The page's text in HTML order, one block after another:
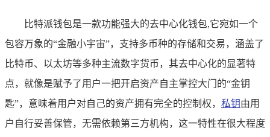
比特派钱包是一款功能强大的去中心化钱包,它宛如一个
包容万象的“金融小宇宙”，支持多币种的存储和交易，涵盖了
比特币、以太坊等多种主流数字货币，其去中心化的显著特
点，就像是赋予了用户一把开启资产自主掌控大门的“金钥
匙”，意味着用户对自己的资产拥有完全的控制权， 私钥由用
户自行妥善保管，无需依赖第三方机构，这一特性在很大程度